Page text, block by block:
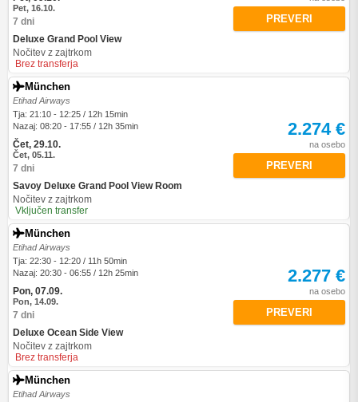
Pet, 16.10.
7 dni
Deluxe Grand Pool View
Nočitev z zajtrkom
Brez transferja
PREVERI
München
Etihad Airways
Tja: 21:10 - 12:25 / 12h 15min
Nazaj: 08:20 - 17:55 / 12h 35min
Čet, 29.10.
Čet, 05.11.
7 dni
Savoy Deluxe Grand Pool View Room
Nočitev z zajtrkom
Vključen transfer
2.274 €
na osebo
PREVERI
München
Etihad Airways
Tja: 22:30 - 12:20 / 11h 50min
Nazaj: 20:30 - 06:55 / 12h 25min
Pon, 07.09.
Pon, 14.09.
7 dni
Deluxe Ocean Side View
Nočitev z zajtrkom
Brez transferja
2.277 €
na osebo
PREVERI
München
Etihad Airways